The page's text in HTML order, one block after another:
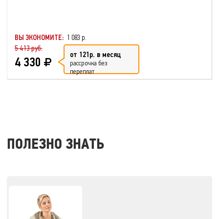
ВЫ ЭКОНОМИТЕ: 1 083 р.
5 413 руб.
4 330 от 121р. в месяц
рассрочка без
переплат
ПОЛЕЗНО ЗНАТЬ